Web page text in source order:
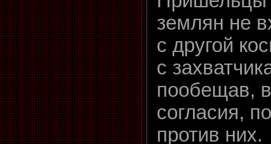
землян не
с другой
с
пообещав,
согласия,
против них.